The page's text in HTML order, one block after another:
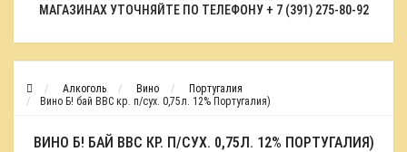
МАГАЗИНАХ УТОЧНЯЙТЕ ПО ТЕЛЕФОНУ + 7 (391) 275-80-92
Алкоголь Вино
Португалия
Вино Б! бай ВВС кр. п/сух. 0,75л. 12% Португалия)
ВИНО Б! БАЙ ВВС КР. П/СУХ. 0,75Л. 12% ПОРТУГАЛИЯ)